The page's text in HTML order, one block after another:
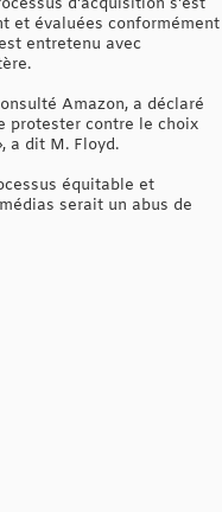
d'acquisition s'est
et évaluées conformément
entretenu avec
Amazon, a déclaré
protester contre le choix
a dit M. Floyd.
équitable et
serait un abus de